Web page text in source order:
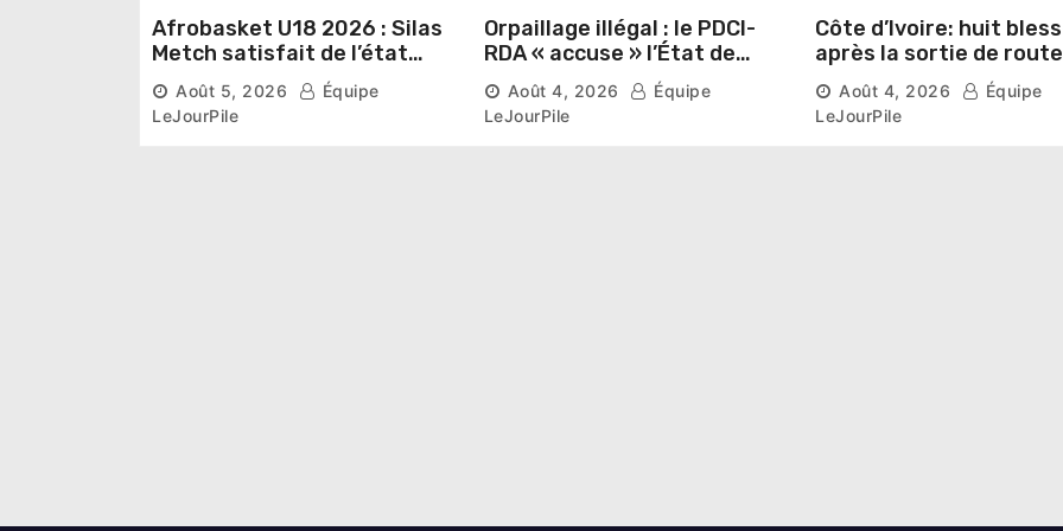
Afrobasket U18 2026 : Silas
Metch satisfait de l’état
des infrastructures et
ambitieux pour les
Éléphants
Août 5, 2026
Équipe
LeJourPile
Orpaillage illégal : le PDCI-
RDA « accuse » l’État de
laisser prospérer un «
désastre national »
Août 4, 2026
Équipe
LeJourPile
Côte d’Ivoire: huit
après la sortie de route
d’un car près de
Ferkessédougou
Août 4, 2026
Équipe
LeJourPile